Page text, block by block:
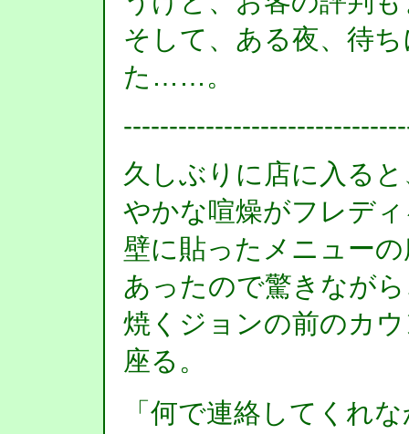
そして、ある夜、待
た……。
久しぶりに店に入る
やかな喧燥がフレデ
壁に貼ったメニュー
あったので驚きなが
焼くジョンの前のカ
座る。
「何で連絡してくれ